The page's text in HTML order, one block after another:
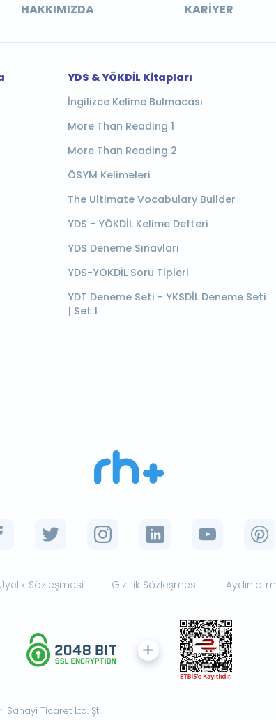
HAKKIMIZDA KARIYER
YDS & YÖKDİL Kitapları
İngilizce Kelime Bulmacası
More Than Reading 1
More Than Reading 2
ÖSYM Kelimeleri
The Ultimate Vocabulary Builder
YDS - YÖKDİL Kelime Defteri
YDS Deneme Sınavları
YDS-YÖKDİL Soru Tipleri
YDT Deneme Seti - YKSDİL Deneme Seti
| Set 1
Üyelik Sözleşmesi Gizlilik Sözleşmesi
Sanayi Ticaret Ltd. Şti.